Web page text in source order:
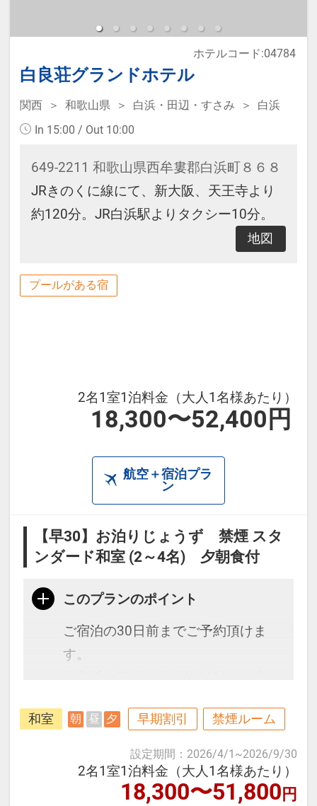
白良荘グランドホテル
ホテルコード:04784
関西 和歌山県 白浜・田辺・すさみ
白浜
In 15:00 / Out 10:00
649-2211 和歌山県西牟婁郡白浜町８６８
JRきのくに線にて、新大阪、天王寺より
約120分。JR白浜駅よりタクシー10分。
地図
プールがある宿
2名1室1泊料金（大人1名様あたり）
18,300〜52,400円
航空＋宿泊プラ
ン
【早30】お泊りじょうず 禁煙 スタ
ンダード和室 (2～4名) 夕朝食付
このプランのポイント
ご宿泊の30日前までご予約頂けま
す。
され、豊かな海の幸を堪能し、くつ
ろぎの滞在をお楽しみください。
■お部屋タイプ：＜禁煙＞ スタンダ
和室 朝 昼 夕 早期割引 禁煙ルーム
設定期間 ： 2026/4/1 ~2026/9/30
2名1室1泊料金（大人1名様あたり）
18,300〜51,800円